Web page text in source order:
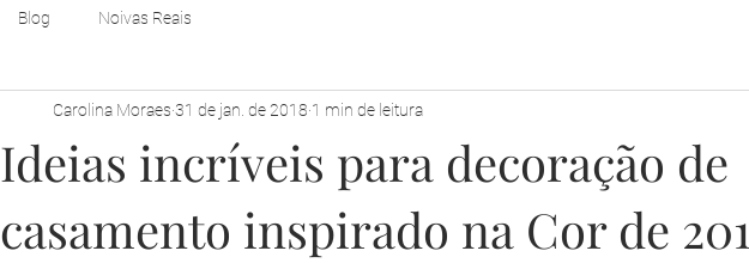
Blog Noivas Reais
Ideias incríveis para decoração de
casamento inspirado na Cor de
Carolina Moraes 31 de jan. de 2018 1 min de leitura